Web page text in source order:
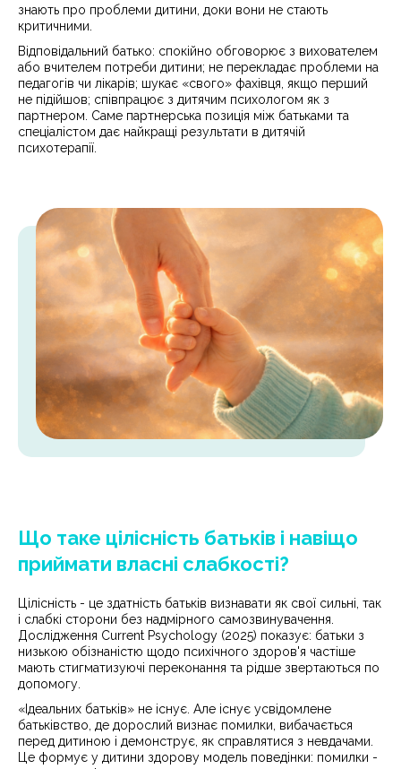
знають про проблеми дитини, доки вони не стають
критичними.
Відповідальний батько: спокійно обговорює з вихователем
або вчителем потреби дитини; не перекладає проблеми на
педагогів чи лікарів; шукає «свого» фахівця, якщо перший
не підійшов; співпрацює з дитячим психологом як з
партнером. Саме партнерська позиція між батьками та
спеціалістом дає найкращі результати в дитячій
психотерапії.
Що таке цілісність батьків і навіщо
приймати власні слабкості?
Цілісність - це здатність батьків визнавати як свої сильні, так
і слабкі сторони без надмірного самозвинувачення.
Дослідження Current Psychology (2025) показує: батьки з
низькою обізнаністю щодо психічного здоров'я частіше
мають стигматизуючі переконання та рідше звертаються по
допомогу.
«Ідеальних батьків» не існує. Але існує усвідомлене
батьківство, де дорослий визнає помилки, вибачається
перед дитиною і демонструє, як справлятися з невдачами.
Це формує у дитини здорову модель поведінки: помилки -